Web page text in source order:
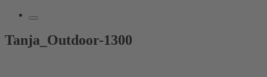
Tanja_Outdoor-1300